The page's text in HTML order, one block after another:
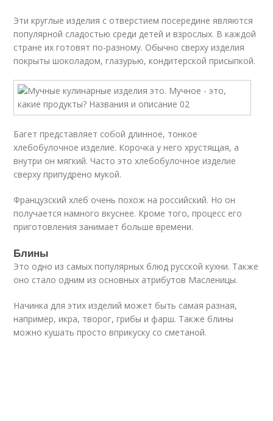
Эти круглые изделия с отверстием посередине являются
популярной сладостью среди детей и взрослых. В каждой
стране их готовят по-разному. Обычно сверху изделия
покрыты шоколадом, глазурью, кондитерской присыпкой.
Багет представляет собой длинное, тонкое
хлебобулочное изделие. Корочка у него хрустящая, а
внутри он мягкий. Часто это хлебобулочное изделие
сверху припудрено мукой.
Французский хлеб очень похож на российский. Но он
получается намного вкуснее. Кроме того, процесс его
приготовления занимает больше времени.
Блины
Это одно из самых популярных блюд русской кухни. Также
оно стало одним из основных атрибутов Масленицы.
Начинка для этих изделий может быть самая разная,
например, икра, творог, грибы и фарш. Также блины
можно кушать просто вприкуску со сметаной.